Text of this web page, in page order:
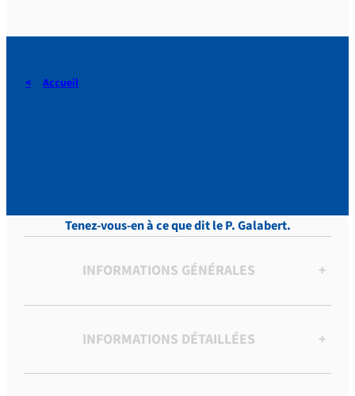
Accueil
Tenez-vous-en à ce que dit le P. Galabert.
INFORMATIONS GÉNÉRALES +
INFORMATIONS DÉTAILLÉES +